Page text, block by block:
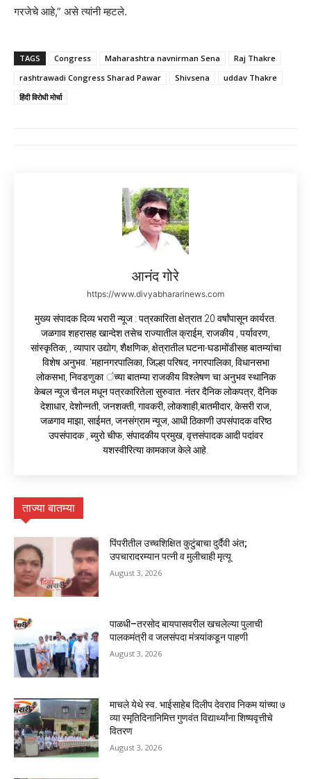
गरजेचे आहे,” असे त्यांनी म्हटले.
TAGS Congress Maharashtra navnirman Sena
Raj Thakre
rashtrawadi Congress Sharad Pawar
Shivsena
uddav Thakre
हिंदी विरोधी मोर्चा
आनंद गोरे
https://www.divyabhararinews.com
मुख्य संपादक दिव्य भरारी न्यूज : पत्रकारिता क्षेत्रात 20 वर्षांपासून कार्यरत.
जळगाव शहरासह खान्देश तसेच राज्यातील क्राईम, राजकीय , पर्यावरण,
सांस्कृतिक, , व्यापार उद्योग, शैक्षणिक, क्षेत्रातील घटना-घडामोंडीसह बातम्यांचा
विशेष अनुभव. ‘महानगरपालिका, जिल्हा परिषद, नगरपालिका, विधानसभा
लोकसभा, निवडणुका ंच्या बातम्या राजकीय विश्लेषण चा अनुभव स्थानिक
केबल न्यूज चैनल मधून पत्रकारितेला सुरुवात. नंतर दैनिक लोकपत्र, दैनिक
देशाधार, देशोन्नती, जनशक्ती, गावकरी, लोकशाही,बातमीदार, केसरी राज,
जळगाव माझा, साईमत, जनसंग्राम न्यूज, आधी ठिकाणी उपसंपादक वरिष्ठ
उपसंपादक , ब्युरो चीफ, संपादकीय प्रमुख, वृत्तसंपादक आदी पदांवर
यशस्वीरित्या कामकाज केले आहे.
ताज्या बातम्या
पिंपरीतील उच्चशिक्षित कुटुंबाचा दुर्दैवी अंत;
उपचारादरम्यान पत्नी व मुलीचाही मृत्यू
August 3, 2026
पाळधी–तरसोद बायपासवरील खचलेल्या पुलाची
पालकमंत्री व जलसंपदा मंत्र्यांकडून पाहणी
August 3, 2026
माचले येथे स्व. भाईसाहेब दिलीप देवराव निकम यांच्या ७
व्या स्मृतिदिनानिमित्त गुणवंत विद्यार्थ्यांना शिष्यवृत्तीचे
वितरण
August 3, 2026